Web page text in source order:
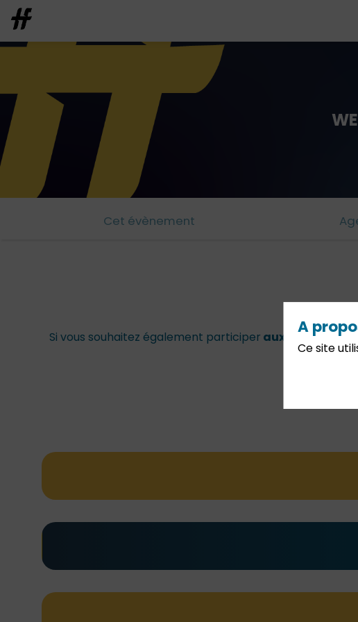
Cet évènement
Si vous souhaitez également participer aux
A
Ce site